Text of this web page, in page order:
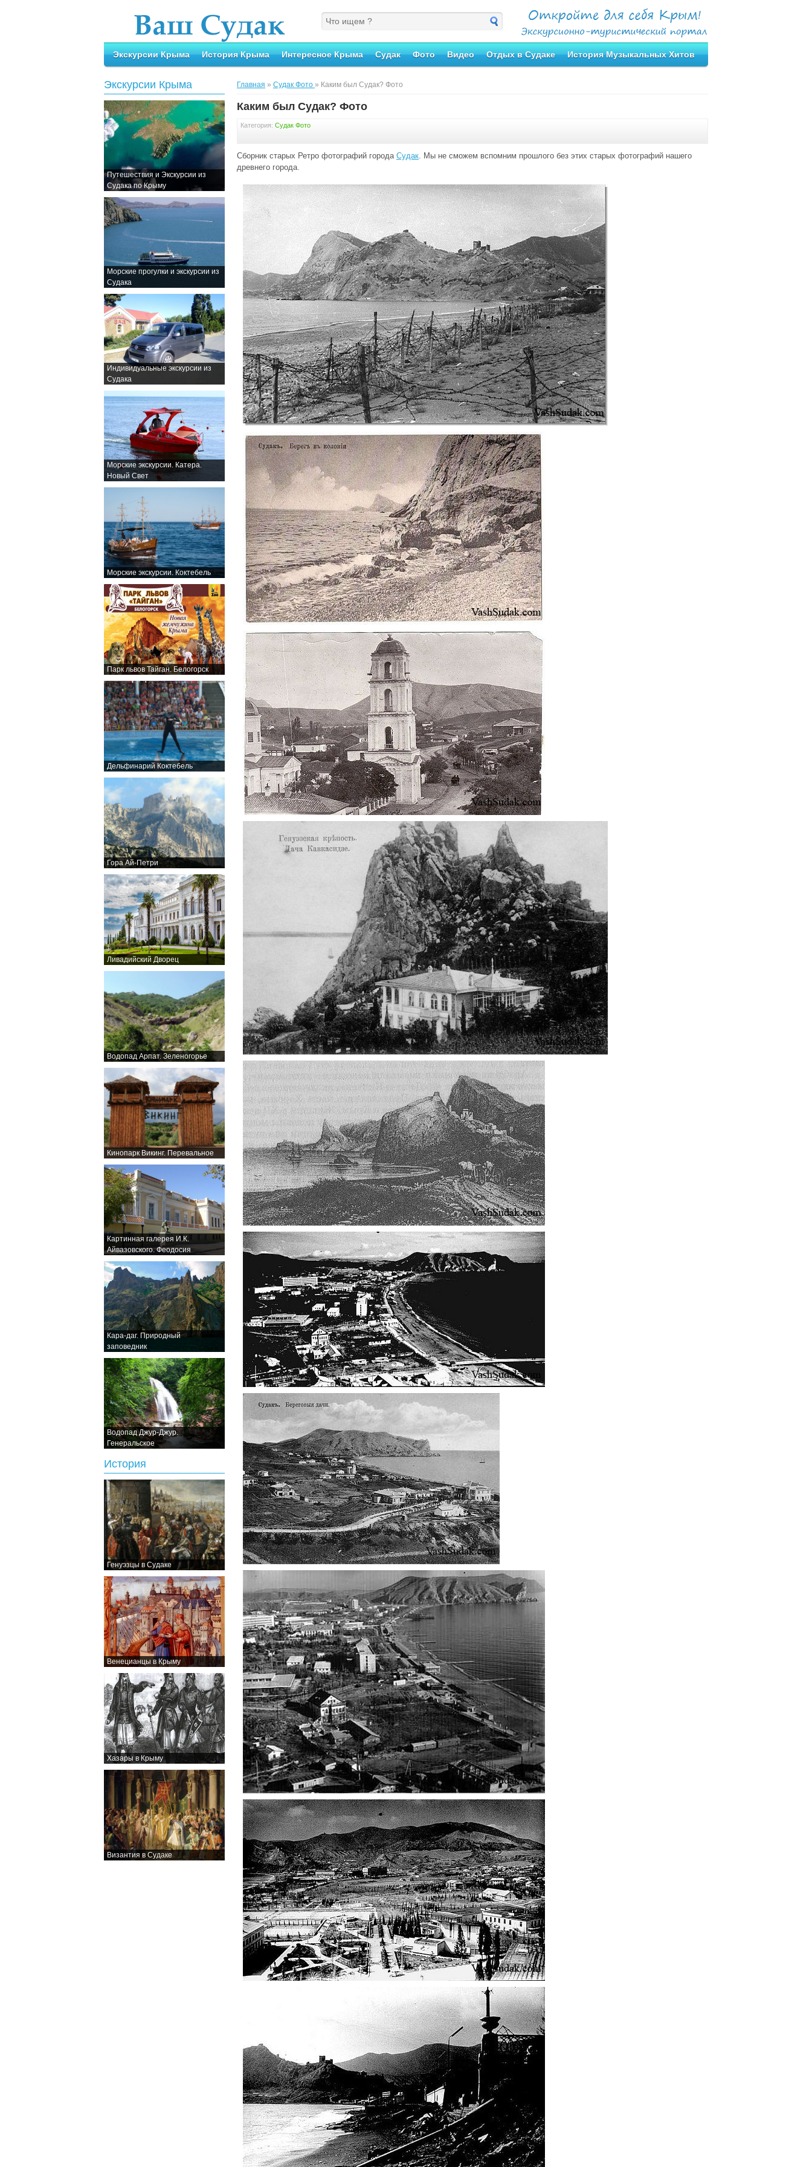
Экскурсии Крыма История Крыма Интересное Крыма Судак Фото Видео Отдых в Судаке История Музыкальных Хитов
Экскурсии Крыма
Путешествия и Экскурсии из
Судака по Крыму
Морские прогулки и экскурсии из
Судака
Индивидуальные экскурсии из
Судака
Морские экскурсии. Катера.
Новый Свет
Морские экскурсии. Коктебель
Парк львов Тайган. Белогорск
Дельфинарий Коктебель
Гора Ай-Петри
Ливадийский Дворец
Водопад Арпат. Зеленогорье
Кинопарк Викинг. Перевальное
Картинная галерея И.К.
Айвазовского. Феодосия
Кара-даг. Природный
заповедник
Водопад Джур-Джур.
Генеральское
История
Генуэзцы в Судаке
Венецианцы в Крыму
Хазары в Крыму
Византия в Судаке
Главная » Судак Фото » Каким был Судак? Фото
Каким был Судак? Фото
Категория: Судак Фото
Сборник старых Ретро фотографий города Судак. Мы не сможем вспомним прошлого без этих старых фотографий нашего
древнего города.